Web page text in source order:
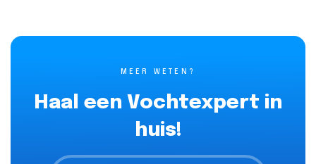
MEER WETEN?
Haal een Vochtexpert in
huis!